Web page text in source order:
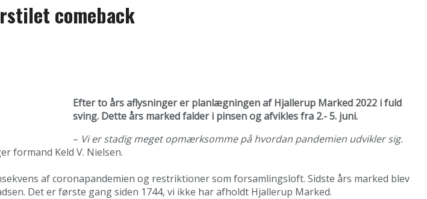
comeback
Efter to års aflysninger er planlægningen af Hjallerup Marked 2022 i fuld
sving. Dette års marked falder i pinsen og afvikles fra 2.- 5. juni.
– Vi er stadig meget opmærksomme på hvordan pandemien udvikler sig.
formand Keld V. Nielsen.
af coronapandemien og restriktioner som forsamlingsloft. Sidste års marked blev
Det er første gang siden 1744, vi ikke har afholdt Hjallerup Marked.